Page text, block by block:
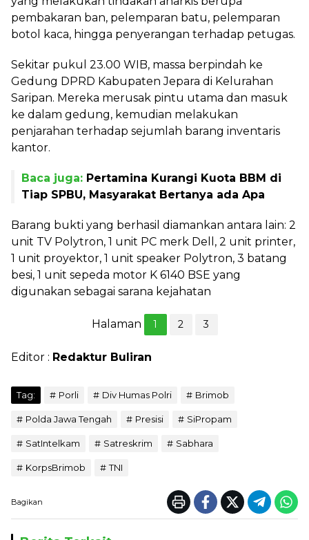
pembakaran ban, pelemparan batu, pelemparan
botol kaca, hingga penyerangan terhadap petugas.
Sekitar pukul 23.00 WIB, massa berpindah ke
Gedung DPRD Kabupaten Jepara di Kelurahan
Saripan. Mereka merusak pintu utama dan masuk
ke dalam gedung, kemudian melakukan
penjarahan terhadap sejumlah barang inventaris
kantor.
Baca juga: Pertamina Kurangi Kuota BBM di
Tiap SPBU, Masyarakat Bertanya ada Apa
Barang bukti yang berhasil diamankan antara lain: 2
unit TV Polytron, 1 unit PC merk Dell, 2 unit printer,
1 unit proyektor, 1 unit speaker Polytron, 3 batang
besi, 1 unit sepeda motor K 6140 BSE yang
digunakan sebagai sarana kejahatan
Halaman 1 2 3
Editor : Redaktur Buliran
Tag: Porli Div Humas Polri Brimob
Polda Jawa Tengah Presisi SiPropam
SatIntelkam Satreskrim Sabhara
KorpsBrimob TNI
Bagikan